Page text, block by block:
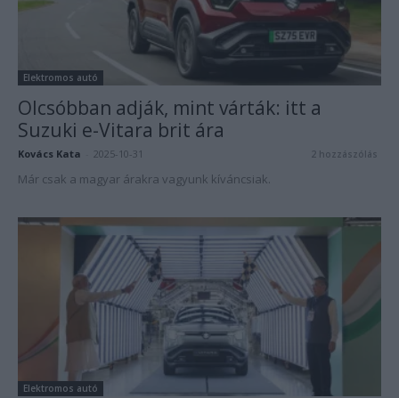
Elektromos autó
Olcsóbban adják, mint várták: itt a
Suzuki e-Vitara brit ára
Kovács Kata 2025-10-31 2 hozzászólás
Már csak a magyar árakra vagyunk kíváncsiak.
Elektromos autó